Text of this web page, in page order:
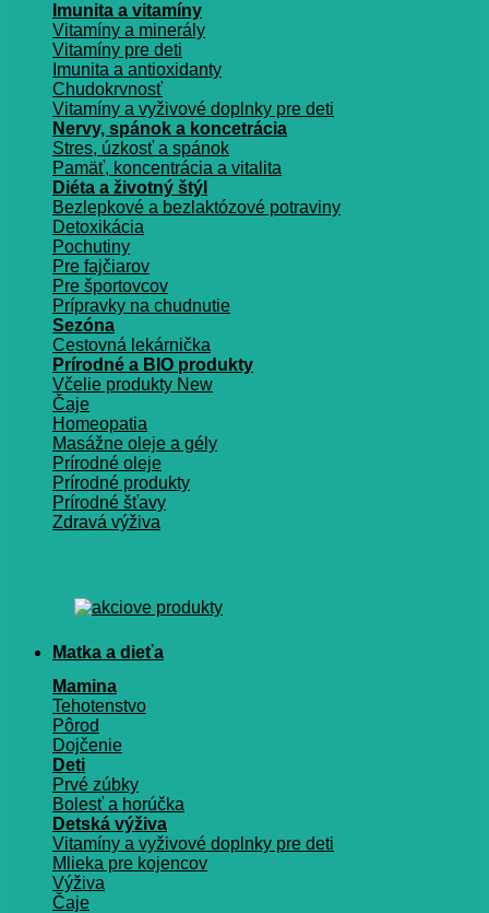
Imunita a vitamíny
Vitamíny a minerály
Vitamíny pre deti
Imunita a antioxidanty
Chudokrvnosť
Vitamíny a vyživové doplnky pre deti
Nervy, spánok a koncetrácia
Stres, úzkosť a spánok
Pamäť, koncentrácia a vitalita
Diéta a životný štýl
Bezlepkové a bezlaktózové potraviny
Detoxikácia
Pochutiny
Pre fajčiarov
Pre športovcov
Prípravky na chudnutie
Sezóna
Cestovná lekárnička
Prírodné a BIO produkty
Včelie produkty
Čaje
Homeopatia
Masážne oleje a gély
Prírodné oleje
Prírodné produkty
Prírodné šťavy
Zdravá výživa
Matka a dieťa
Mamina
Tehotenstvo
Pôrod
Dojčenie
Deti
Prvé zúbky
Bolesť a horúčka
Detská výživa
Vitamíny a vyživové doplnky pre deti
Mlieka pre kojencov
Výživa
Čaje